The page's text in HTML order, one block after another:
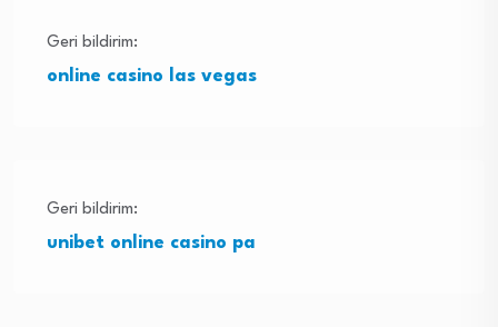
Geri bildirim:
online casino las vegas
Geri bildirim:
unibet online casino pa